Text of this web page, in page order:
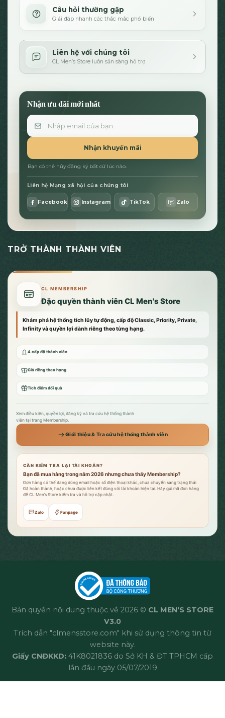
Câu hỏi thường gặp
Giải đáp nhanh các thắc mắc phổ biến
Liên hệ với chúng tôi
CL Men’s Store luôn sẵn sàng hỗ trợ
Nhận ưu đãi mới nhất
Email
Nhận khuyến mãi
Bạn có thể hủy đăng ký bất cứ lúc nào.
Liên hệ Mạng xã hội của chúng tôi
Facebook Instagram TikTok Zalo
TRỞ THÀNH THÀNH VIÊN
CL MEMBERSHIP
Đặc quyền thành viên CL Men's Store
Khám phá hệ thống tích lũy tự động, cấp độ Classic, Priority, Private,
Infinity và quyền lợi dành riêng theo từng hạng.
4 cấp độ thành viên
Giá riêng theo hạng
Tích điểm đổi quà
Xem điều kiện, quyền lợi, đăng ký và tra cứu hệ thống thành
viên tại trang Membership.
Giới thiệu & Tra cứu hệ thống thành viên
CẦN KIỂM TRA LẠI TÀI KHOẢN?
Bạn đã mua hàng trong năm 2026 nhưng chưa thấy Membership?
Đơn hàng có thể đang dùng email hoặc số điện thoại khác, chưa chuyển sang trạng thái
Đã hoàn thành, hoặc chưa được liên kết đúng với tài khoản hiện tại. Hãy gửi mã đơn hàng
để CL Men’s Store kiểm tra và hỗ trợ cập nhật.
Zalo Fanpage
Bản quyền nội dung thuộc về 2026 © CL MEN'S STORE
V3.0
Trích dẫn "clmensstore.com" khi sử dụng thông tin từ
website này.
Giấy CNĐKKD: 41K8021836 do Sở KH & ĐT TPHCM cấp
lần đầu ngày 05/07/2019